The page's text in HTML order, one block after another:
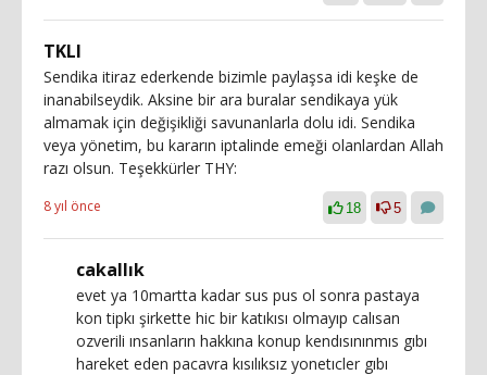
TKLI
Sendika itiraz ederkende bizimle paylaşsa idi keşke de
inanabilseydik. Aksine bir ara buralar sendikaya yük
almamak için değişikliği savunanlarla dolu idi. Sendika
veya yönetim, bu kararın iptalinde emeği olanlardan Allah
razı olsun. Teşekkürler THY:
8 yıl önce 18 5
cakallık
evet ya 10martta kadar sus pus ol sonra pastaya
kon tipkı şirkette hic bir katıkısı olmayıp calısan
ozverili ınsanların hakkına konup kendısınınmıs gıbı
hareket eden pacavra kısılıksız yonetıcler gıbı